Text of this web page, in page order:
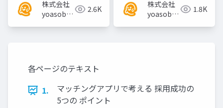
株式会社
yoasobi
2.6K
株式会社
yoasobi
1.8K
各ページのテキスト
1.
マッチングアプリで考える 採用成功の
5つの ポイント